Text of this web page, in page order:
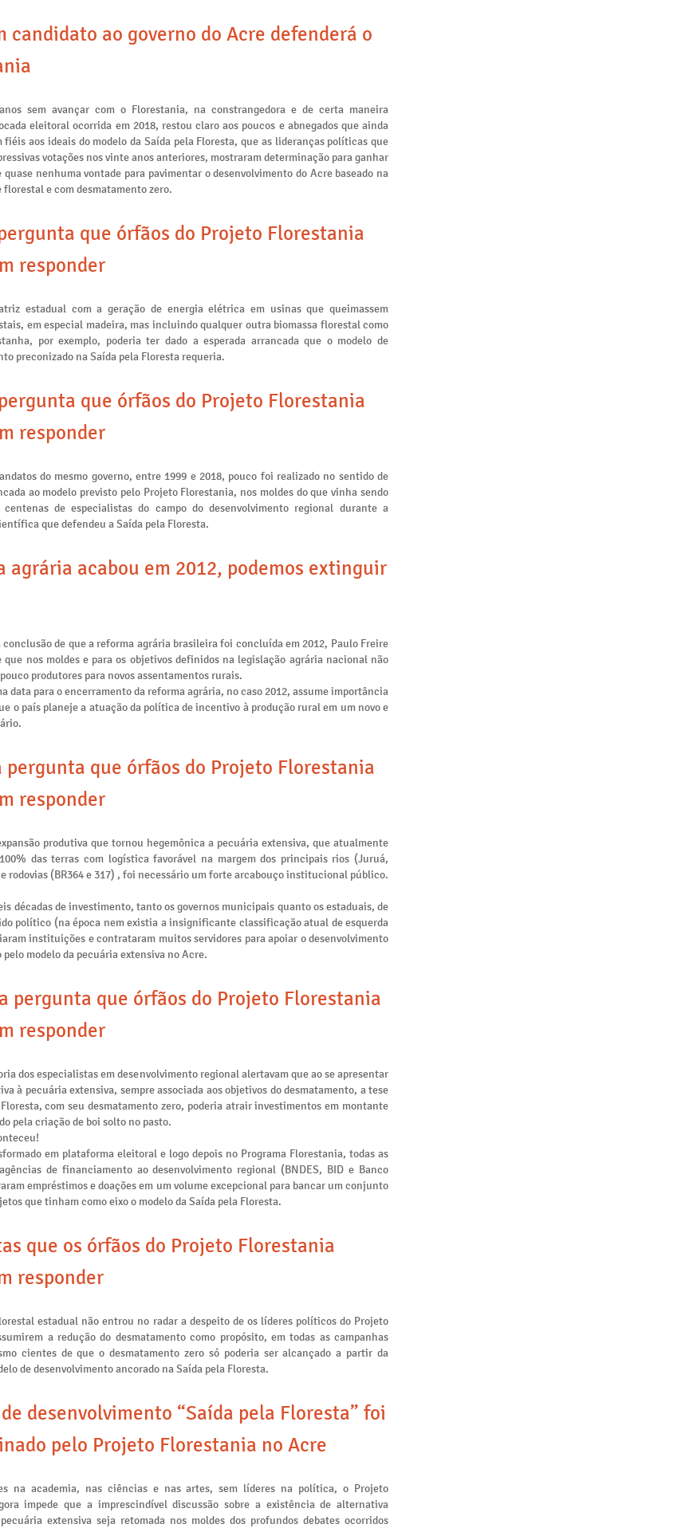
candidato ao governo do Acre defenderá o
sem avançar com o Florestania, na constrangedora e de certa maneira
eleitoral ocorrida em 2018, restou claro aos poucos e abnegados que ainda
fiéis aos ideais do modelo da Saída pela Floresta, que as lideranças políticas que
votações nos vinte anos anteriores, mostraram determinação para ganhar
quase nenhuma vontade para pavimentar o desenvolvimento do Acre baseado na
florestal e com desmatamento zero.
que órfãos do Projeto Florestania
responder
estadual com a geração de energia elétrica em usinas que queimassem
em especial madeira, mas incluindo qualquer outra biomassa florestal como
por exemplo, poderia ter dado a esperada arrancada que o modelo de
preconizado na Saída pela Floresta requeria.
que órfãos do Projeto Florestania
responder
do mesmo governo, entre 1999 e 2018, pouco foi realizado no sentido de
ao modelo previsto pelo Projeto Florestania, nos moldes do que vinha sendo
de especialistas do campo do desenvolvimento regional durante a
que defendeu a Saída pela Floresta.
agrária acabou em 2012, podemos extinguir
conclusão de que a reforma agrária brasileira foi concluída em 2012, Paulo Freire
que nos moldes e para os objetivos definidos na legislação agrária nacional não
produtores para novos assentamentos rurais.
data para o encerramento da reforma agrária, no caso 2012, assume importância
o país planeje a atuação da política de incentivo à produção rural em um novo e
pergunta que órfãos do Projeto Florestania
responder
produtiva que tornou hegemônica a pecuária extensiva, que atualmente
das terras com logística favorável na margem dos principais rios (Juruá,
rodovias (BR364 e 317) , foi necessário um forte arcabouço institucional público.
décadas de investimento, tanto os governos municipais quanto os estaduais, de
político (na época nem existia a insignificante classificação atual de esquerda
instituições e contrataram muitos servidores para apoiar o desenvolvimento
pelo modelo da pecuária extensiva no Acre.
pergunta que órfãos do Projeto Florestania
responder
dos especialistas em desenvolvimento regional alertavam que ao se apresentar
à pecuária extensiva, sempre associada aos objetivos do desmatamento, a tese
com seu desmatamento zero, poderia atrair investimentos em montante
pela criação de boi solto no pasto.
em plataforma eleitoral e logo depois no Programa Florestania, todas as
de financiamento ao desenvolvimento regional (BNDES, BID e Banco
empréstimos e doações em um volume excepcional para bancar um conjunto
que tinham como eixo o modelo da Saída pela Floresta.
que os órfãos do Projeto Florestania
responder
estadual não entrou no radar a despeito de os líderes políticos do Projeto
a redução do desmatamento como propósito, em todas as campanhas
cientes de que o desmatamento zero só poderia ser alcançado a partir da
de desenvolvimento ancorado na Saída pela Floresta.
desenvolvimento “Saída pela Floresta” foi
pelo Projeto Florestania no Acre
na academia, nas ciências e nas artes, sem líderes na política, o Projeto
impede que a imprescindível discussão sobre a existência de alternativa
extensiva seja retomada nos moldes dos profundos debates ocorridos